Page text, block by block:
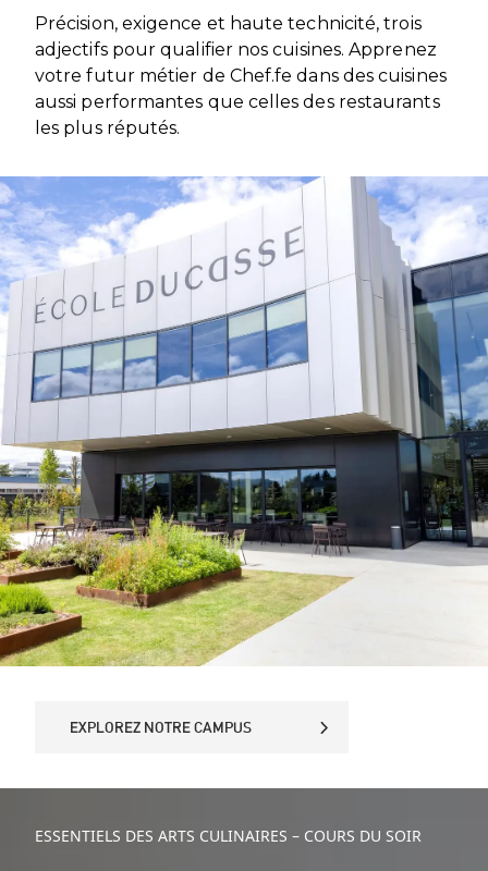
Précision, exigence et haute technicité, trois
adjectifs pour qualifier nos cuisines. Apprenez
votre futur métier de Chef.fe dans des cuisines
aussi performantes que celles des restaurants
les plus réputés.
EXPLOREZ NOTRE CAMPUS
ESSENTIELS DES ARTS CULINAIRES – COURS DU SOIR